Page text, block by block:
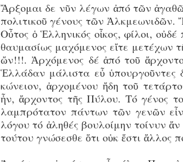
Ἄρξομαι δε νῦν λέγων ἀπό τῶν
πολιτικοῦ γένους τῶν Ἀλκμεωνιδῶν.
Οὖτος ὁ Ἑλληνικός οἶκος, φίλοι,
θαυμασίως μαχόμενος εἴτε μετέχων
ὤν!!!. Ἀρχόμενος δέ ἀπό τοῦ
Ἑλλάδαν μάλιστα εὖ ὑπουργοῦντες
κώνειον, ἀρχομένου ἤδη τοῦ
ἦν, ἄρχοντος τῆς Πύλου. Τό γένος
λαμπρότατον πάντων τῶν γενῶν
λόγου τό ἀληθές βουλοίμην τοίνυν
τούτου γνώσεσθε ὅτι οὐκ ἔστι ἄλλος